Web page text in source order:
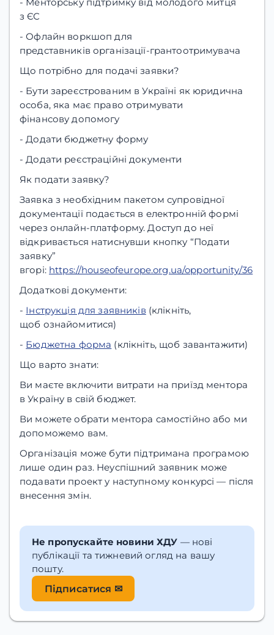
з ЄС
- Офлайн воркшоп для
представників організації-грантоотримувача
Що потрібно для подачі заявки?
- Бути зареєстрованим в Україні як юридична
особа, яка має право отримувати
фінансову допомогу
- Додати бюджетну форму
- Додати реєстраційні документи
Як подати заявку?
Заявка з необхідним пакетом супровідної
документації подається в електронній формі
через онлайн-платформу. Доступ до неї
відкривається натиснувши кнопку “Подати
заявку”
вгорі: https://houseofeurope.org.ua/opportunity/36
Додаткові документи:
- Інструкція для заявників (клікніть,
щоб ознайомитися)
- Бюджетна форма (клікніть, щоб завантажити)
Що варто знати:
Ви маєте включити витрати на приїзд ментора
в Україну в свій бюджет.
Ви можете обрати ментора самостійно або ми
допоможемо вам.
Організація може бути підтримана програмою
лише один раз. Неуспішний заявник може
подавати проект у наступному конкурсі — після
внесення змін.
Не пропускайте новини ХДУ — нові
публікації та тижневий огляд на вашу
пошту.
Підписатися ✉